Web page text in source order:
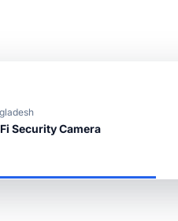
Security Camera